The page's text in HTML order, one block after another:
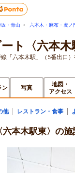
・青山 > 六本木・麻布・虎ノ
ト〈六本木
「六本木駅」（5番出口
ン 写真
地図・
アクセス
他 レストラン・食事
本木駅東〉の施